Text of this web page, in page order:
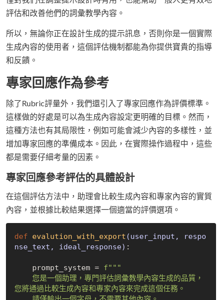
評估和改善他們的詞彙教學內容。
所以，無論你正在設計生成的提示訊息，否則你是一個實際
生成內容的使用者，這個評估機制都能為你提供寶貴的指導
和反饋。
專家回應作為參考
除了Rubric評量外，我們還引入了專家回應作為評價標準。
這樣做的好處是可以為生成內容設定更明確的目標。然而，
這種方法也有其局限性，例如可能會減少內容的多樣性，並
增加專家回應的準備成本。因此，在實際操作過程中，這些
都是需要仔細考量的因素。
專家回應參考評估的具體設計
在這個評估方法中，助理會比較生成內容和專家內容的實質
內容，並根據比較結果選擇一個適當的評價選項。
def evalution_with_export (user_input, respo
nse_text, ideal_response) :
    prompt_system =
f"""
您將通過比較生成內容和專家內容來完成這個任務。